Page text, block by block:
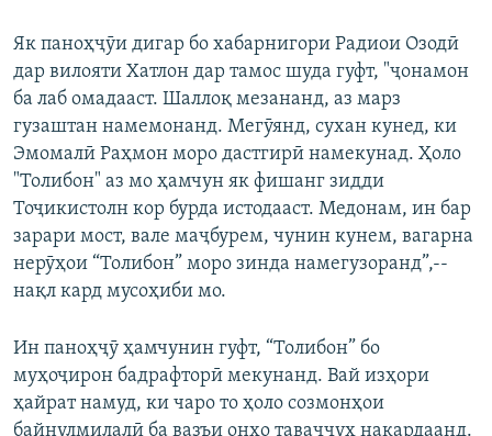
Як паноҳҷӯи дигар бо хабарнигори Радиои Озодӣ
дар вилояти Хатлон дар тамос шуда гуфт, "ҷонамон
ба лаб омадааст. Шаллоқ мезананд, аз марз
гузаштан намемонанд. Мегӯянд, сухан кунед, ки
Эмомалӣ Раҳмон моро дастгирӣ намекунад. Ҳоло
"Толибон" аз мо ҳамчун як фишанг зидди
Тоҷикистолн кор бурда истодааст. Медонам, ин бар
зарари мост, вале маҷбурем, чунин кунем, вагарна
нерӯҳои “Толибон” моро зинда намегузоранд”,--
нақл кард мусоҳиби мо.
Ин паноҳҷӯ ҳамчунин гуфт, “Толибон” бо
муҳоҷирон бадрафторӣ мекунанд. Вай изҳори
ҳайрат намуд, ки чаро то ҳоло созмонҳои
байнулмилалӣ ба вазъи онҳо таваҷҷуҳ накардаанд.